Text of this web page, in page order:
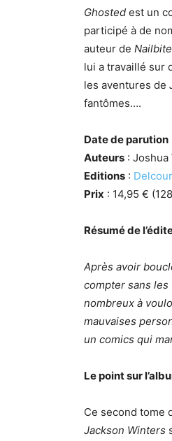
Ghosted est un
participé à de
auteur de
lui a travaillé sur
les aventures de
fantômes….
Date de parution
Auteurs :
Editions :
Prix : 14,95 €
Résumé de
Après avoir
compter sans
nombreux à
mauvaises
un comics qui
Le point sur
Ce second tome
Jackson Winters